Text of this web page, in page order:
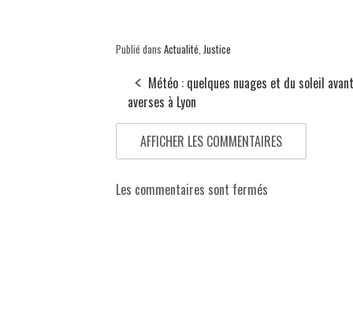
Publié dans Actualité, Justice
Météo : quelques nuages et du soleil
averses à Lyon
AFFICHER LES COMMENTAIRES
Les commentaires sont fermés